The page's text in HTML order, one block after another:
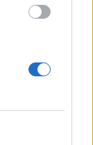
колада
1 Бонус TO за
скорост​